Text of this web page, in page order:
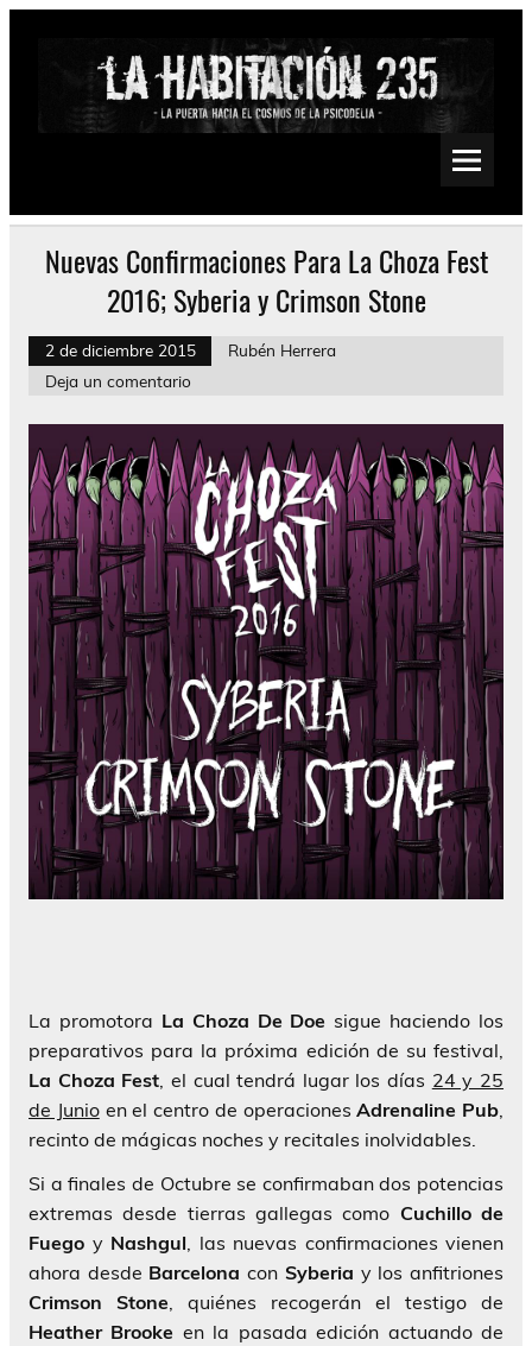
Saltar
Psychedelic, Stoner, Doom, Sludge, Fuzz, Space, Drone
Nuevas Confirmaciones Para La Choza Fest
2016; Syberia y Crimson Stone
2 de diciembre 2015
Rubén Herrera
Deja un comentario
La promotora La Choza De Doe sigue haciendo los
preparativos para la próxima edición de su festival,
La Choza Fest, el cual tendrá lugar los días 24 y 25
de Junioen el centro de operacionesAdrenaline Pub,
recinto de mágicas noches y recitales inolvidables.
Si a finales de Octubre se confirmaban dos potencias
extremas desde tierras gallegas como Cuchillo de
Fuego y Nashgul, las nuevas confirmaciones vienen
ahora desde Barcelona con Syberia y los anfitriones
Crimson Stone, quiénes recogerán el testigo de
Heather Brooke en la pasada edición actuando de